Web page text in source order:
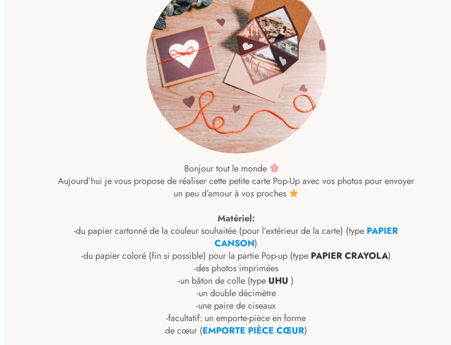
Bonjour tout le monde
Aujourd’hui je vous propose de réaliser cette petite carte Pop-Up avec vos photos pour envoyer
un peu d’amour à vos proches
Matériel:
-du papier cartonné de la couleur souhaitée (pour l’extérieur de la carte) (type PAPIER
CANSON)
-du papier coloré (fin si possible) pour la partie Pop-up (type PAPIER CRAYOLA)
-des photos imprimées
-un bâton de colle (type UHU )
-un double décimètre
-une paire de ciseaux
-facultatif: un emporte-pièce en forme
de cœur (EMPORTE PIÈCE CŒUR)